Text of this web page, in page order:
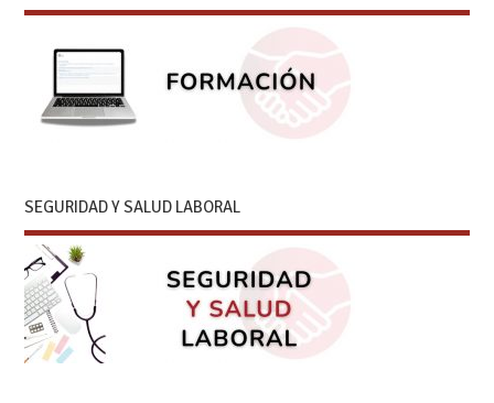
SEGURIDAD Y SALUD LABORAL